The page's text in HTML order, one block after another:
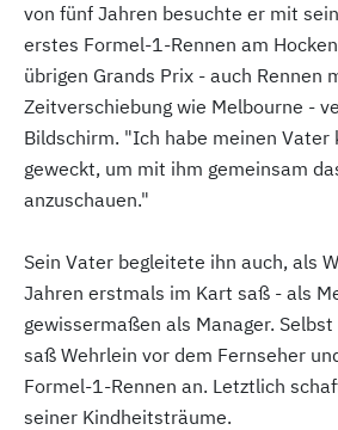
von fünf Jahren besuchte er mit
erstes Formel-1-Rennen am
übrigen Grands Prix - auch Rennen
Zeitverschiebung wie Melbourne -
Bildschirm. "Ich habe meinen Vater
geweckt, um mit ihm gemeinsam
anzuschauen."
Sein Vater begleitete ihn auch, als
Jahren erstmals im Kart saß - als
gewissermaßen als Manager.
saß Wehrlein vor dem Fernseher
Formel-1-Rennen an. Letztlich
seiner Kindheitsträume.